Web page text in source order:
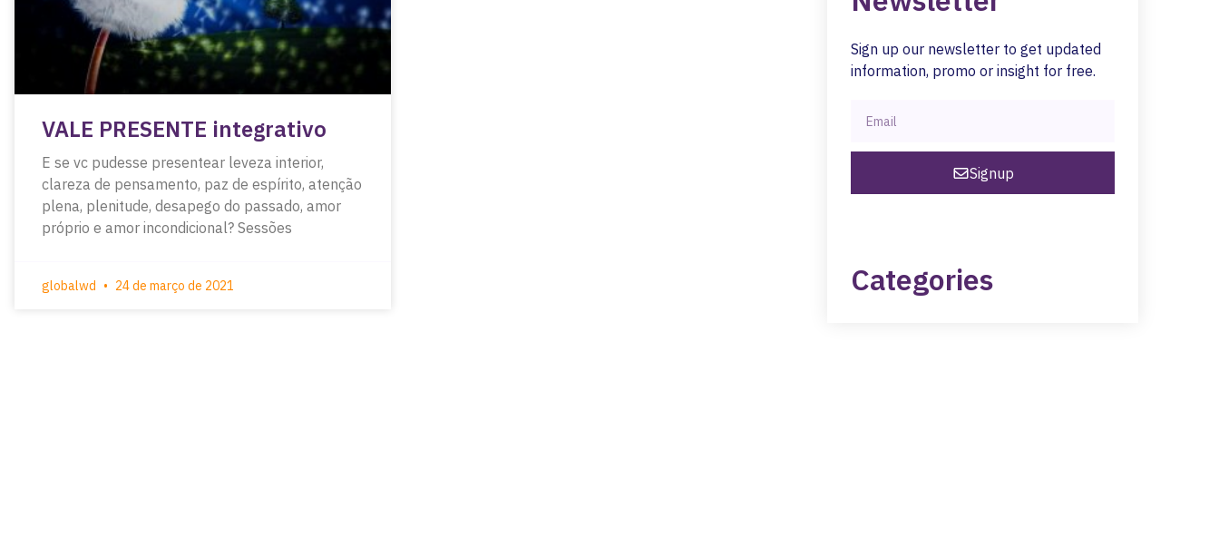
VALE PRESENTE integrativo
E se vc pudesse presentear leveza interior,
clareza de pensamento, paz de espírito, atenção
plena, plenitude, desapego do passado, amor
próprio e amor incondicional? Sessões
globalwd 24 de março de 2021
Sign up our newsletter to get updated
information, promo or insight for free.
Signup
Categories